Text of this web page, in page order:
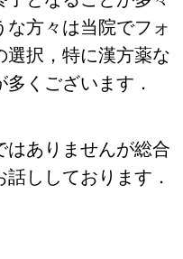
な方々は当院でフォ
選択，特に漢方薬な
くございます．
はありませんが総合
ししております．